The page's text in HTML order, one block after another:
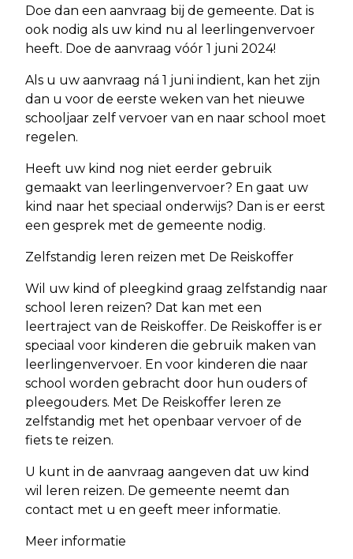
Doe dan een aanvraag bij de gemeente. Dat is
ook nodig als uw kind nu al leerlingenvervoer
heeft. Doe de aanvraag vóór 1 juni 2024!
Als u uw aanvraag ná 1 juni indient, kan het zijn
dan u voor de eerste weken van het nieuwe
schooljaar zelf vervoer van en naar school moet
regelen.
Heeft uw kind nog niet eerder gebruik
gemaakt van leerlingenvervoer? En gaat uw
kind naar het speciaal onderwijs? Dan is er eerst
een gesprek met de gemeente nodig.
Zelfstandig leren reizen met De Reiskoffer
Wil uw kind of pleegkind graag zelfstandig naar
school leren reizen? Dat kan met een
leertraject van de Reiskoffer. De Reiskoffer is er
speciaal voor kinderen die gebruik maken van
leerlingenvervoer. En voor kinderen die naar
school worden gebracht door hun ouders of
pleegouders. Met De Reiskoffer leren ze
zelfstandig met het openbaar vervoer of de
fiets te reizen.
U kunt in de aanvraag aangeven dat uw kind
wil leren reizen. De gemeente neemt dan
contact met u en geeft meer informatie.
Meer informatie